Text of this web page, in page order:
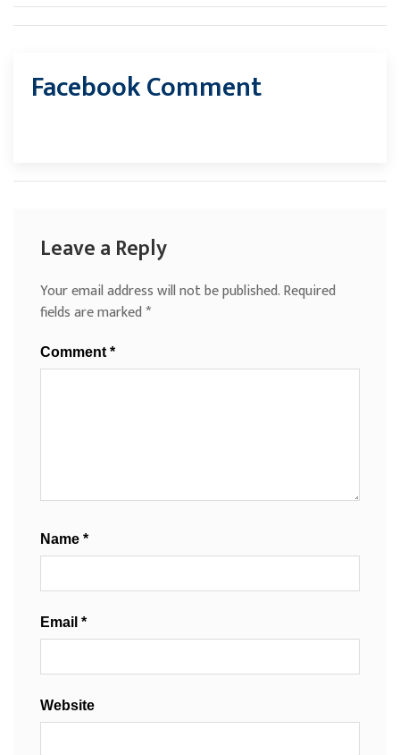
Facebook Comment
Leave a Reply
Your email address will not be published.Required
fields are marked*
Comment *
Name *
Email *
Website